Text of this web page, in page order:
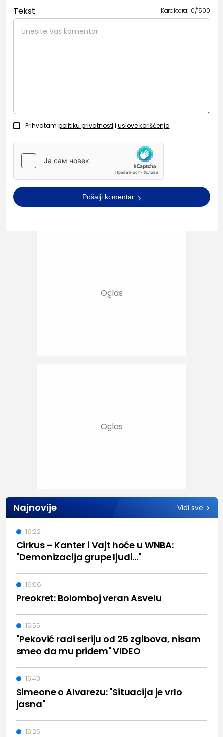
Tekst Karaktera: 0/1500
Prihvatam politiku privatnosti i uslove korišćenja
Pošalji komentar
Najnovije Vidi sve
Cirkus – Kanter i Vajt hoće u WNBA:
"Demonizacija grupe ljudi..."
16:22
Preokret: Bolomboj veran Asvelu
16:06
"Peković radi seriju od 25 zgibova, nisam
smeo da mu priđem" VIDEO
15:55
Simeone o Alvarezu: "Situacija je vrlo
jasna"
15:40
15:25